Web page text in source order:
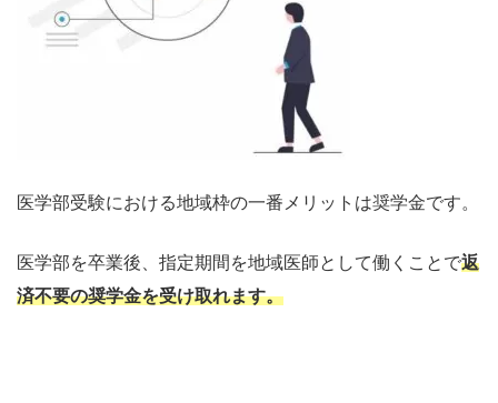
医学部受験における地域枠の一番メリットは奨学金です。
医学部を卒業後、指定期間を地域医師として働くことで返
済不要の奨学金を受け取れます。